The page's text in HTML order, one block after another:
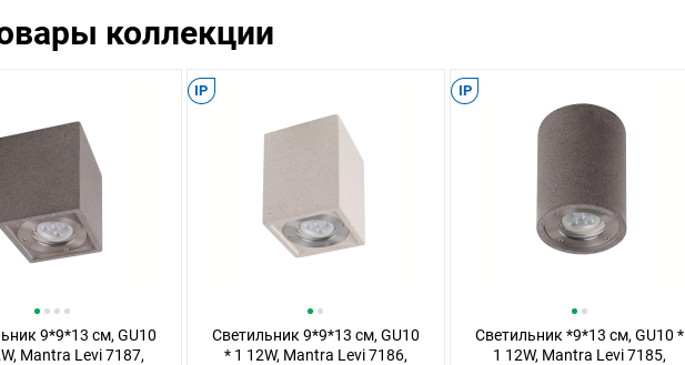
коллекции
9*9*13 см, GU10
Mantra Levi 7187,
IP
Светильник 9*9*13 см, GU10
* 1 12W, Mantra Levi 7186,
IP
Светильник *9*13 см, GU10 *
1 12W, Mantra Levi 7185,